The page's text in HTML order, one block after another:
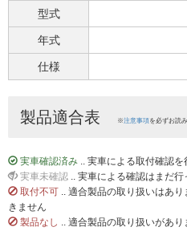
型式
年式
仕様
製品適合表 ※注意事項を必ずお読
実車確認済み .. 実車による取付確認
実車未確認 .. 実車による確認はまだ行
取付不可 .. 適合製品の取り扱いはあ
きません
製品なし .. 適合製品の取り扱いがあり